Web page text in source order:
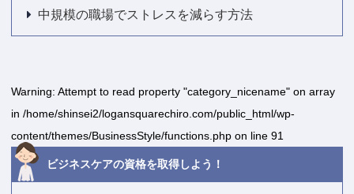
中規模の職場でストレスを減らす方法
Warning: Attempt to read property "category_nicename" on array
in /home/shinsei2/logansquarechiro.com/public_html/wp-
content/themes/BusinessStyle/functions.php on line 91
ビジネスケアの資格を取得しよう！